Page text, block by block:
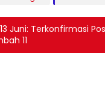
Juni: Terkonfirmasi
11